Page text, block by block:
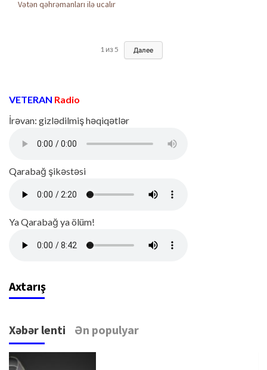
Vətən qəhrəmanları ilə ucalır
1 из 5 Далее
VETERAN Radio
İrəvan: gizlədilmiş həqiqətlər
Qarabağ şikəstəsi
Ya Qarabağ ya ölüm!
Axtarış
Xəbər lenti Ən populyar